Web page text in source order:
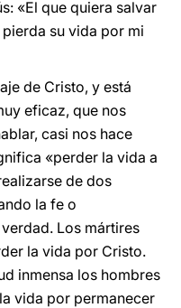
«El que quiera salvar
su vida por mi
de Cristo, y está
eficaz, que nos
casi nos hace
«perder la vida a
de dos
la fe o
Los mártires
la vida por Cristo.
inmensa los hombres
vida por permanecer